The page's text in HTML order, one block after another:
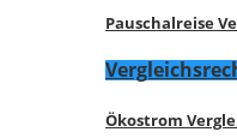
Pauschalreise
Ökostrom